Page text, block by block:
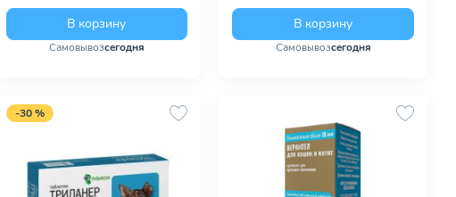
В корзину
Самовывозсегодня
В корзину
Самовывозсегодня
-30 %